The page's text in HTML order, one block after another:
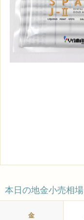
本日の地金小売相場
金